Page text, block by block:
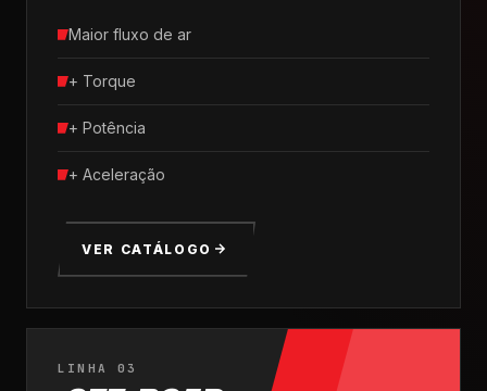
Maior fluxo de ar
+ Torque
+ Potência
+ Aceleração
VER CATÁLOGO
LINHA 03